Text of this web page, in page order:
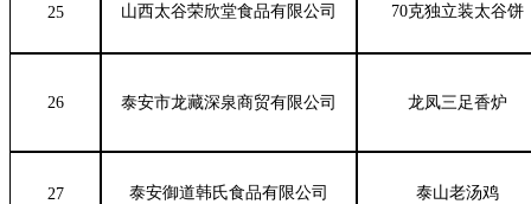
25 山西太谷荣欣堂食品有限公司 70克独立装太谷饼
26 泰安市龙藏深泉商贸有限公司 龙凤三足香炉
27 泰安御道韩氏食品有限公司 泰山老汤鸡